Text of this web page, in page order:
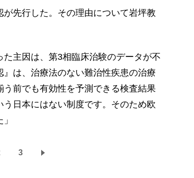
先行した。その理由について岩坪教
た主因は、第3相臨床治験のデータが不
は、治療法のない難治性疾患の治療
前でも有効性を予測できる検査結果
日本にはない制度です。そのため欧
3